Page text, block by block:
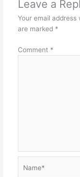
Leave a
Your email address
are marked *
Comment *